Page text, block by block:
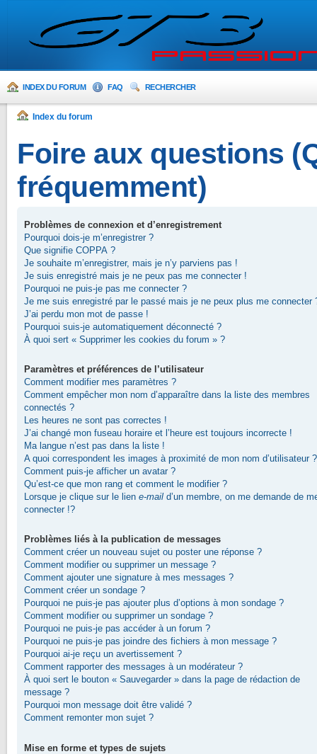
INDEX DU FORUM FAQ RECHERCHER
Index du forum
Foire aux questions
fréquemment)
Problèmes de connexion et d’enregistrement
Pourquoi dois-je m’enregistrer ?
Que signifie COPPA ?
Je souhaite m’enregistrer, mais je n’y parviens pas !
Je suis enregistré mais je ne peux pas me connecter !
Pourquoi ne puis-je pas me connecter ?
Je me suis enregistré par le passé mais je ne peux plus me connecter
J’ai perdu mon mot de passe !
Pourquoi suis-je automatiquement déconnecté ?
À quoi sert « Supprimer les cookies du forum » ?
Paramètres et préférences de l’utilisateur
Comment modifier mes paramètres ?
Comment empêcher mon nom d’apparaître dans la liste des membres
connectés ?
Les heures ne sont pas correctes !
J’ai changé mon fuseau horaire et l’heure est toujours incorrecte !
Ma langue n’est pas dans la liste !
A quoi correspondent les images à proximité de mon nom d’utilisateur ?
Comment puis-je afficher un avatar ?
Qu’est-ce que mon rang et comment le modifier ?
Lorsque je clique sur le lien e-mail d’un membre, on me demande de
connecter !?
Problèmes liés à la publication de messages
Comment créer un nouveau sujet ou poster une réponse ?
Comment modifier ou supprimer un message ?
Comment ajouter une signature à mes messages ?
Comment créer un sondage ?
Pourquoi ne puis-je pas ajouter plus d’options à mon sondage ?
Comment modifier ou supprimer un sondage ?
Pourquoi ne puis-je pas accéder à un forum ?
Pourquoi ne puis-je pas joindre des fichiers à mon message ?
Pourquoi ai-je reçu un avertissement ?
Comment rapporter des messages à un modérateur ?
À quoi sert le bouton « Sauvegarder » dans la page de rédaction de
message ?
Pourquoi mon message doit être validé ?
Comment remonter mon sujet ?
Mise en forme et types de sujets